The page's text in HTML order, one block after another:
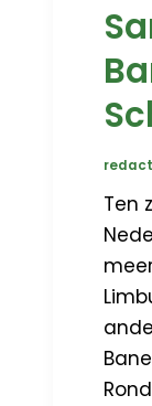
Ten